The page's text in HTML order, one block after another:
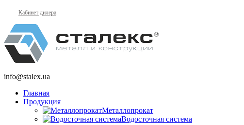
Кабинет дилера
info@stalex.ua
Главная
Продукция
Металлопрокат
Водосточная система